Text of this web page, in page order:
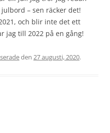
– sen räcker det!
och blir inte det ett
jag till 2022 på en gång!
den 27 augusti, 2020.